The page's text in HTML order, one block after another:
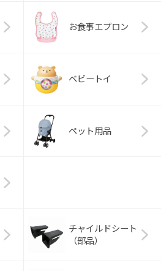
お食事エプロン
ベビートイ
ペット用品
チャイルドシート
（部品）